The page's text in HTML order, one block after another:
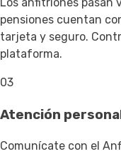
pensiones cuentan
tarjeta y seguro.
plataforma.
03
Atención
Comunícate con el